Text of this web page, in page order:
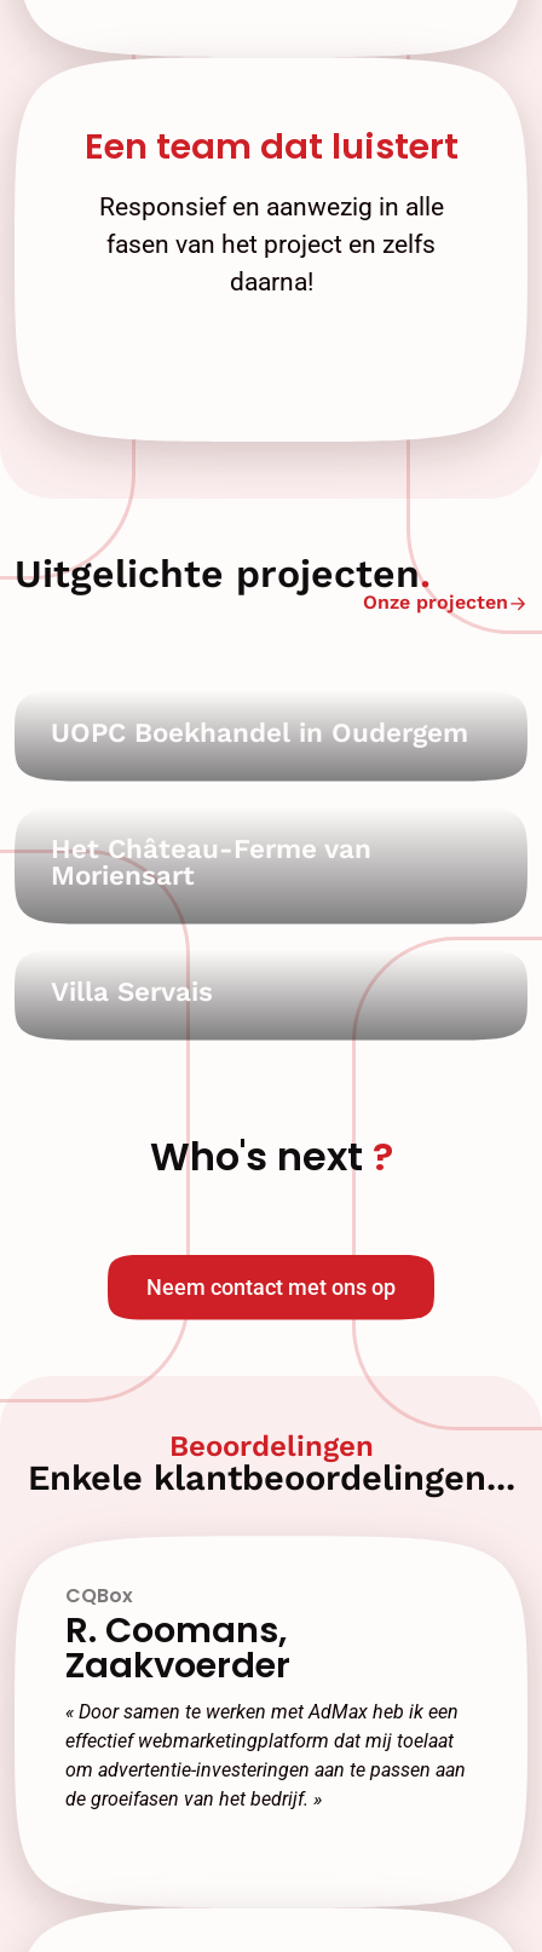
Een team dat luistert
Responsief en aanwezig in alle
fasen van het project en zelfs
daarna!
Uitgelichte projecten
Onze projecten
UOPC Boekhandel in Oudergem
Het Château-Ferme van
Moriensart
Villa Servais
Who's next
Neem contact met ons op
Beoordelingen
Enkele klantbeoordelingen...
CQBox
R. Coomans,
Zaakvoerder
« Door samen te werken met AdMax heb ik een
effectief webmarketingplatform dat mij toelaat
om advertentie-investeringen aan te passen aan
de groeifasen van het bedrijf. »